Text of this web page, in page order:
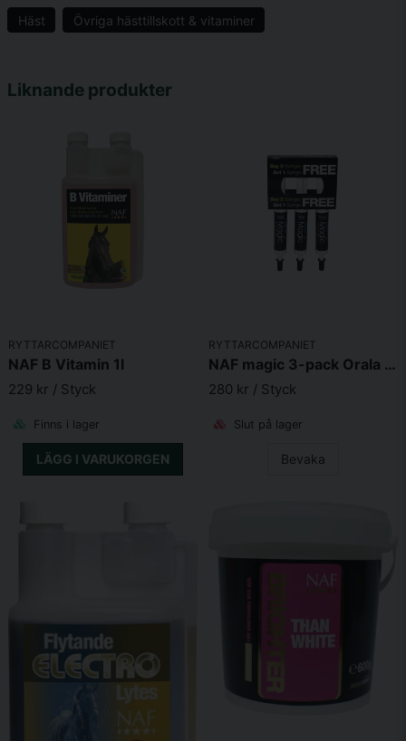
Vid utfodring 25 ml per dag, varar en flaska ca 40 dagar.
Ja, ni får publicera min fråga
Skicka fråga
Häst Övriga hästtillskott & vitaminer
Liknande produkter
RYTTARCOMPANIET
NAF B Vitamin 1l
229 kr / Styck
Finns i lager
LÄGG I VARUKORGEN
RYTTARCOMPANIET
NAF magic 3-pack Orala sprutor
280 kr / Styck
Slut på lager
Bevaka